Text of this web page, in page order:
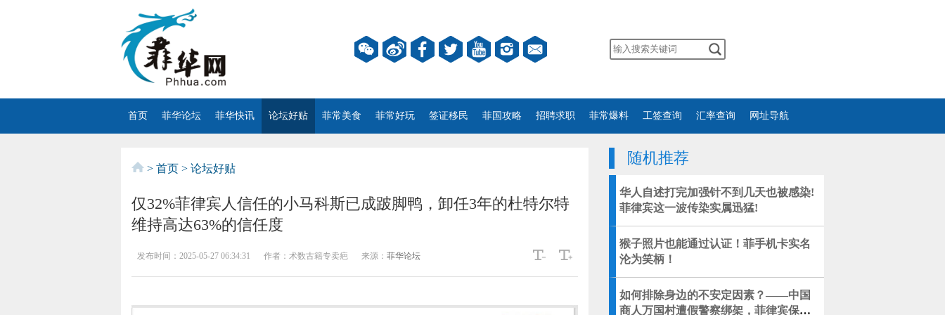
首页 菲华论坛 菲华快讯 论坛好贴 菲常美食 菲常好玩 签证移民 菲国攻略 招聘求职 菲常爆料 工签查询 汇率查询 网址导航
> 首页 > 论坛好贴
仅32%菲律宾人信任的小马科斯已成跛脚鸭，卸任3年的杜特尔特
维持高达63%的信任度
发布时间： 2025-05-27 06:34:31 作者： 术数古籍专卖疤 来源： 菲华论坛
随机推荐
华人自述打完加强针不到几天也被感染!
菲律宾这一波传染实属迅猛!
猴子照片也能通过认证！菲手机卡实名
沦为笑柄！
如何排除身边的不安定因素？​——中国
商人万国村遭假警察绑架，菲律宾保镖